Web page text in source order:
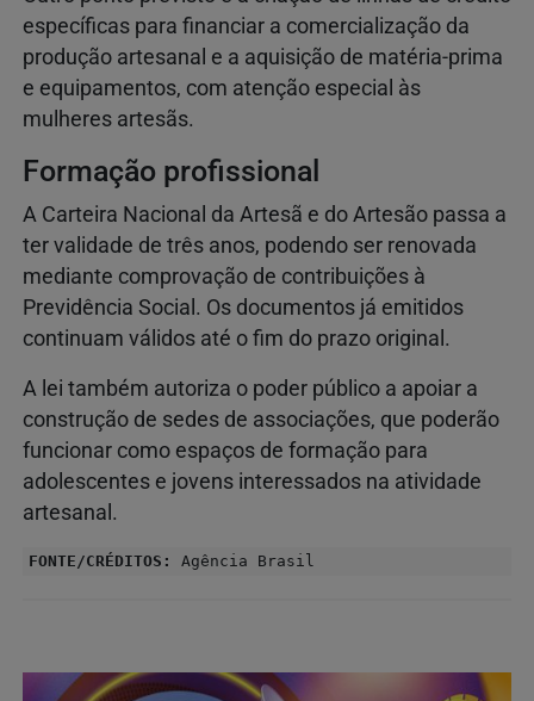
específicas para financiar a comercialização da
produção artesanal e a aquisição de matéria-prima
e equipamentos, com atenção especial às
mulheres artesãs.
Formação profissional
A Carteira Nacional da Artesã e do Artesão passa a
ter validade de três anos, podendo ser renovada
mediante comprovação de contribuições à
Previdência Social. Os documentos já emitidos
continuam válidos até o fim do prazo original.
A lei também autoriza o poder público a apoiar a
construção de sedes de associações, que poderão
funcionar como espaços de formação para
adolescentes e jovens interessados na atividade
artesanal.
FONTE/CRÉDITOS: Agência Brasil